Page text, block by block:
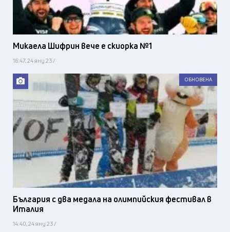
Микаела Шифрин вече е скиорка №1
16:47, 24 яну 23 /
ОБНОВЕНА
България с два медала на олимпийския фестивал в
Италия
14:40, 24 яну 23 /